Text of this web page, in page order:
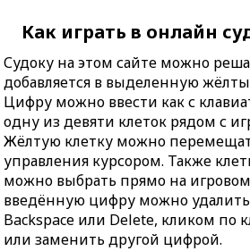
Как играть в онлайн
Судоку на этом сайте можно
добавляется в выделенную
Цифру можно ввести как с
одну из девяти клеток рядом с
Жёлтую клетку можно
управления курсором. Также
можно выбрать прямо на
введённую цифру можно
Backspace или Delete, кликом по
или заменить другой цифрой.